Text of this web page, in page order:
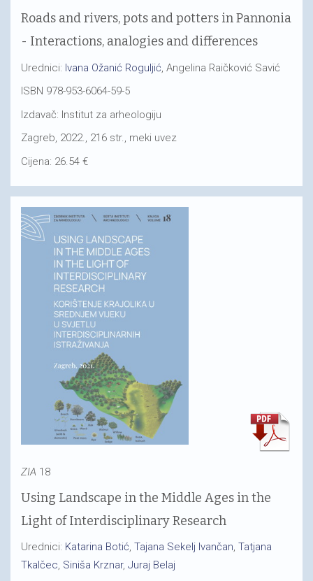
Roads and rivers, pots and potters in Pannonia
- Interactions, analogies and differences
Urednici: Ivana Ožanić Roguljić , Angelina Raičković Savić
ISBN 978-953-6064-59-5
Izdavač: Institut za arheologiju
Zagreb, 2022., 216 str., meki uvez
Cijena: 26.54 €
ZIA 18
Using Landscape in the Middle Ages in the
Light of Interdisciplinary Research
Urednici: Katarina Botić, Tajana Sekelj Ivančan, Tatjana
Tkalčec, Siniša Krznar, Juraj Belaj